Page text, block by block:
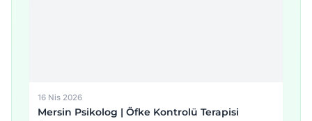
16 Nis 2026
Mersin Psikolog | Öfke Kontrolü Terapisi